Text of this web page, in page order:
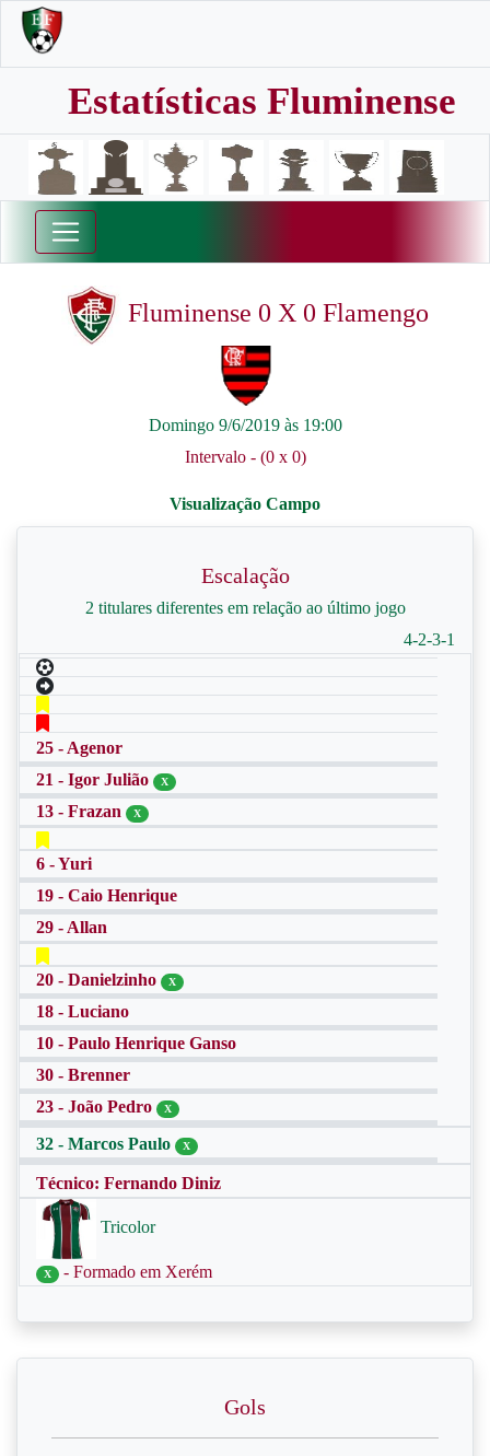
Estatísticas Fluminense
Fluminense 0 X 0 Flamengo
Domingo 9/6/2019 às 19:00
Intervalo - (0 x 0)
Escalação
2 titulares diferentes em relação ao último jogo
4-2-3-1
25 - Agenor
21 - Igor Julião
X
13 - Frazan X
6 - Yuri
19 - Caio Henrique
29 - Allan
20 - Danielzinho X
18 - Luciano
10 - Paulo Henrique Ganso
30 - Brenner
23 - João Pedro
X
32 - Marcos Paulo X
Técnico: Fernando Diniz
Tricolor
X - Formado em Xerém
Gols